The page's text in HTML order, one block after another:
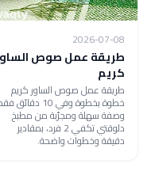
2026-07-08
طريقة عمل صوص
كريم
طريقة عمل صوص الساور كريم
خطوة بخطوة وفي 10
وصفة سهلة ومجرّبة من مطبخ
دلوقتي تكفي 2 فرد، بمقادير
دقيقة وخطوات واضحة.